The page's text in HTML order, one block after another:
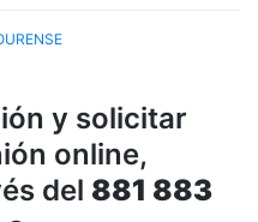
y solicitar
online,
del 881 883